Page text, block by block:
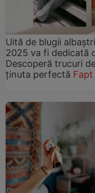
Uită de blugii
2025 va fi dedicată
Descoperă trucuri
ținuta perfectă